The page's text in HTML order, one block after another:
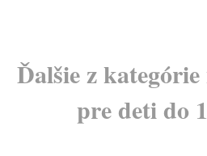
Ďalšie z
pre deti do